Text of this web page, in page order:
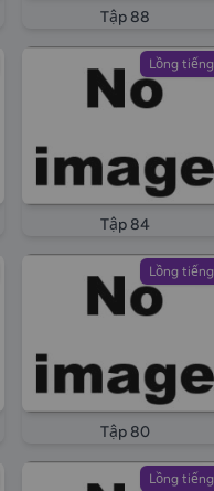
Tập 88
Lồng tiếng
Tập 84
Lồng tiếng
Tập 80
Lồng tiếng